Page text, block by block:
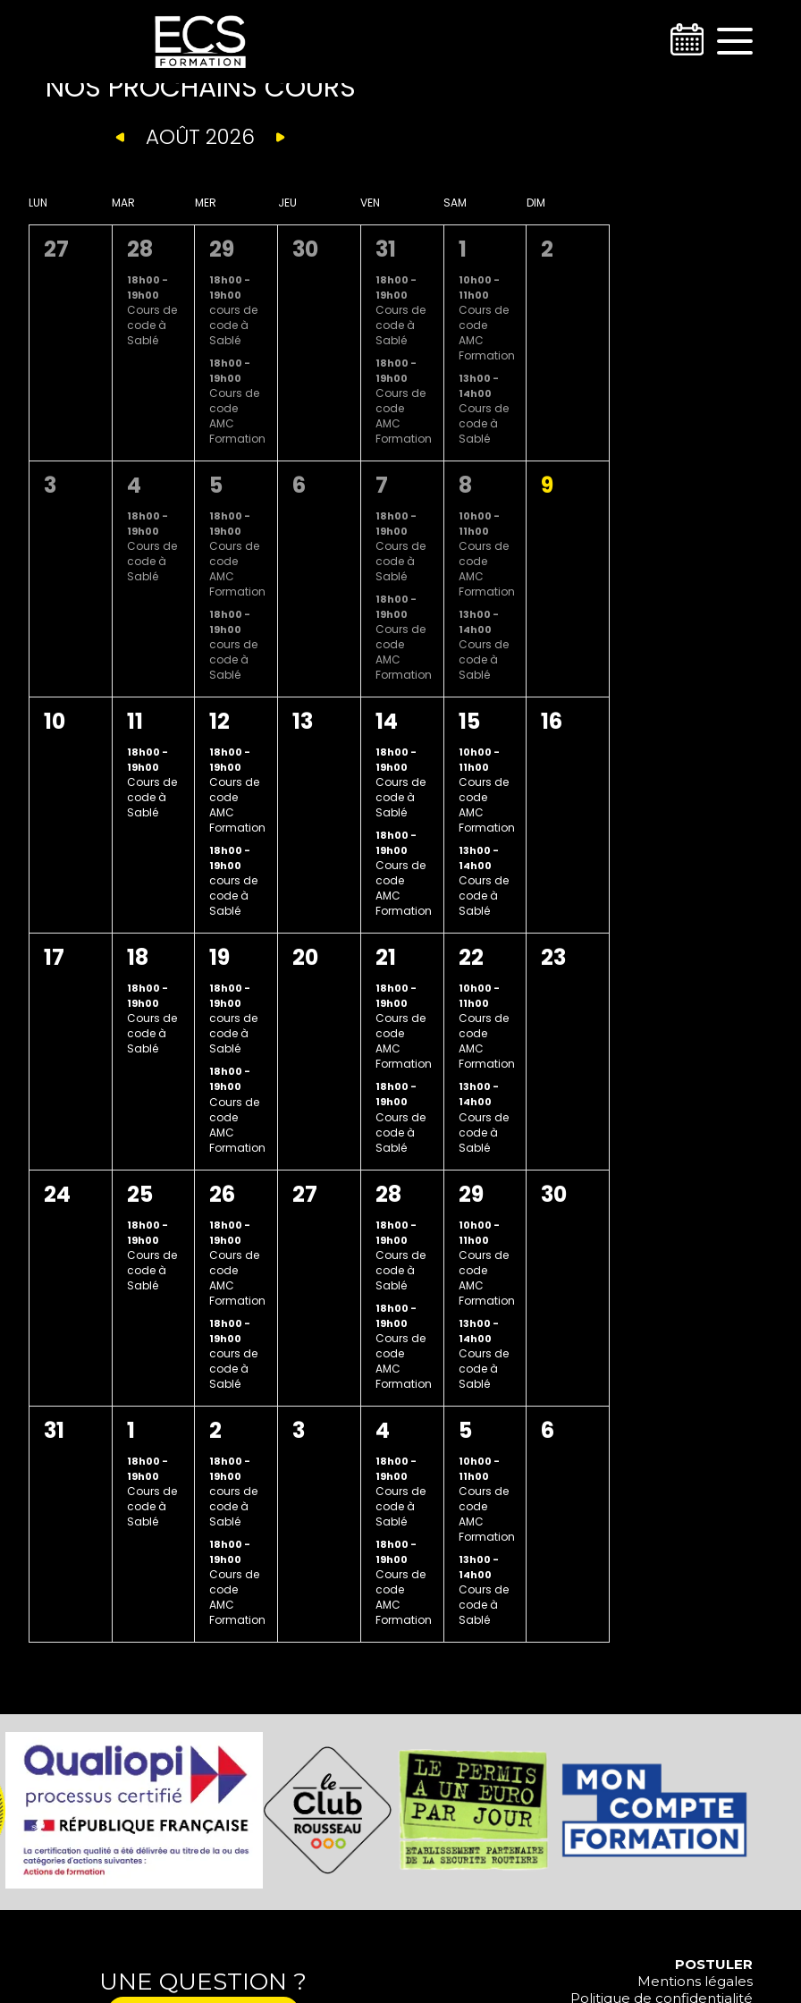
NOS PROCHAINS COURS
AOÛT 2026
LUN MAR MER JEU VEN SAM DIM
évènement,
27
évènement,
28
18h00 -
19h00
Cours de
code à
Sablé
évènements,
29
18h00 -
19h00
cours de
code à
Sablé
18h00 -
19h00
Cours de
code
AMC
Formation
évènement,
30
évènements,
31
18h00 -
19h00
Cours de
code à
Sablé
18h00 -
19h00
Cours de
code
AMC
Formation
évènements,
1
10h00 -
11h00
Cours de
code
AMC
Formation
13h00 -
14h00
Cours de
code à
Sablé
2
évènement,
3
évènement,
4
18h00 -
19h00
Cours de
code à
Sablé
évènements,
5
18h00 -
19h00
Cours de
code
AMC
Formation
18h00 -
19h00
cours de
code à
Sablé
évènement,
6
évènements,
7
18h00 -
19h00
Cours de
code à
Sablé
18h00 -
19h00
Cours de
code
AMC
Formation
évènements,
8
10h00 -
11h00
Cours de
code
AMC
Formation
13h00 -
14h00
Cours de
code à
Sablé
9
évènement,
10
évènement,
11
18h00 -
19h00
Cours de
code à
Sablé
évènements,
12
18h00 -
19h00
Cours de
code
AMC
Formation
18h00 -
19h00
cours de
code à
Sablé
évènement,
13
évènements,
14
18h00 -
19h00
Cours de
code à
Sablé
18h00 -
19h00
Cours de
code
AMC
Formation
évènements,
15
10h00 -
11h00
Cours de
code
AMC
Formation
13h00 -
14h00
Cours de
code à
Sablé
16
évènement,
17
évènement,
18
18h00 -
19h00
Cours de
code à
Sablé
évènements,
19
18h00 -
19h00
cours de
code à
Sablé
18h00 -
19h00
Cours de
code
AMC
Formation
évènement,
20
évènements,
21
18h00 -
19h00
Cours de
code
AMC
Formation
18h00 -
19h00
Cours de
code à
Sablé
évènements,
22
10h00 -
11h00
Cours de
code
AMC
Formation
13h00 -
14h00
Cours de
code à
Sablé
23
évènement,
24
évènement,
25
18h00 -
19h00
Cours de
code à
Sablé
évènements,
26
18h00 -
19h00
Cours de
code
AMC
Formation
18h00 -
19h00
cours de
code à
Sablé
évènement,
27
évènements,
28
18h00 -
19h00
Cours de
code à
Sablé
18h00 -
19h00
Cours de
code
AMC
Formation
évènements,
29
10h00 -
11h00
Cours de
code
AMC
Formation
13h00 -
14h00
Cours de
code à
Sablé
30
évènement,
31
évènement,
1
18h00 -
19h00
Cours de
code à
Sablé
évènements,
2
18h00 -
19h00
cours de
code à
Sablé
18h00 -
19h00
Cours de
code
AMC
Formation
évènement,
3
évènements,
4
18h00 -
19h00
Cours de
code à
Sablé
18h00 -
19h00
Cours de
code
AMC
Formation
évènements,
5
10h00 -
11h00
Cours de
code
AMC
Formation
13h00 -
14h00
Cours de
code à
Sablé
6
UNE QUESTION ?
POSTULER
Mentions légales
Politique de confidentialité